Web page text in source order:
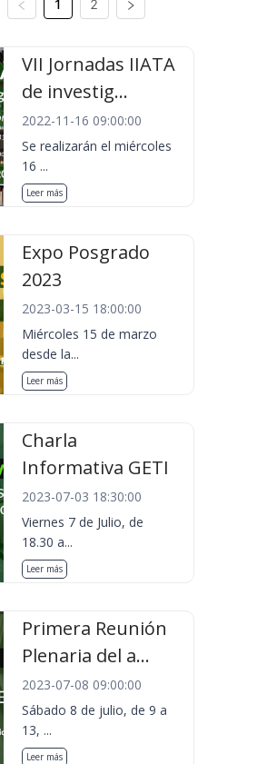
1 2
VII Jornadas IIATA
de investig...
2022-11-16 09:00:00
Se realizarán el miércoles
16 ...
Leer más
Expo Posgrado
2023
2023-03-15 18:00:00
Miércoles 15 de marzo
desde la...
Leer más
Charla
Informativa GETI
2023-07-03 18:30:00
Viernes 7 de Julio, de
18.30 a...
Leer más
Primera Reunión
Plenaria del a...
2023-07-08 09:00:00
Sábado 8 de julio, de 9 a
13, ...
Leer más